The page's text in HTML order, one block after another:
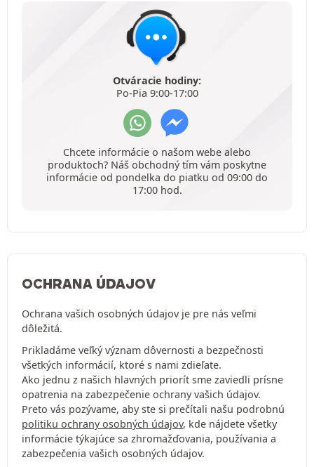
Otváracie hodiny:
Po-Pia 9:00-17:00
Chcete informácie o našom webe alebo
produktoch? Náš obchodný tím vám poskytne
informácie od pondelka do piatku od 09:00 do
17:00 hod.
OCHRANA ÚDAJOV
Ochrana vašich osobných údajov je pre nás veľmi
dôležitá.
Prikladáme veľký význam dôvernosti a bezpečnosti
všetkých informácií, ktoré s nami zdieľate.
Ako jednu z našich hlavných priorít sme zaviedli prísne
opatrenia na zabezpečenie ochrany vašich údajov.
Preto vás pozývame, aby ste si prečítali našu podrobnú
politiku ochrany osobných údajov, kde nájdete všetky
informácie týkajúce sa zhromažďovania, používania a
zabezpečenia vašich osobných údajov.